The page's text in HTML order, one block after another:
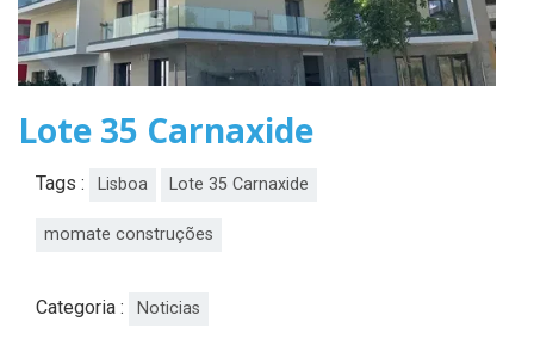
Lote 35 Carnaxide
Tags : Lisboa Lote 35 Carnaxide
momate construções
Categoria : Noticias